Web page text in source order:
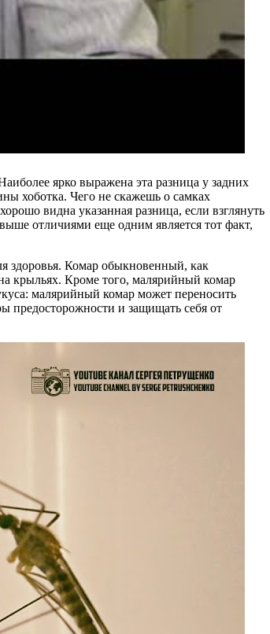
ярко выражена эта разница у задних
хоботка. Чего не скажешь о самках
видна указанная разница, если взглянуть
отличиями еще одним является тот факт,
здоровья. Комар обыкновенный, как
крыльях. Кроме того, малярийный комар
малярийный комар может переносить
предосторожности и защищать себя от